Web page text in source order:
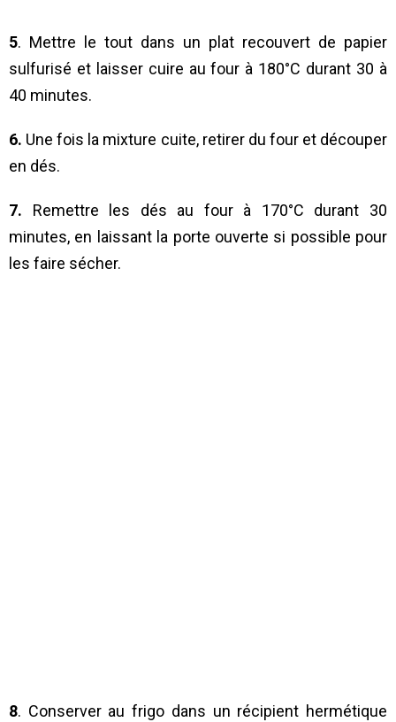
5. Mettre le tout dans un plat recouvert de papier
sulfurisé et laisser cuire au four à 180°C durant 30 à
40 minutes.
6. Une fois la mixture cuite, retirer du four et découper
en dés.
7. Remettre les dés au four à 170°C durant 30
minutes, en laissant la porte ouverte si possible pour
les faire sécher.
8. Conserver au frigo dans un récipient hermétique